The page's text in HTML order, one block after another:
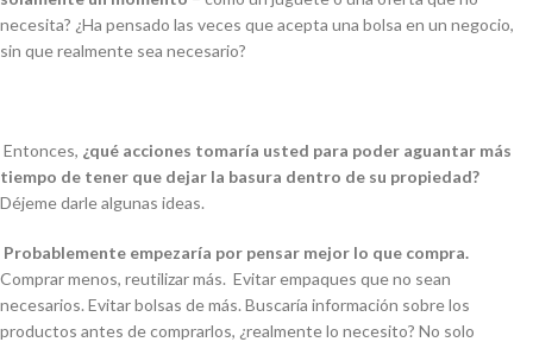
necesita? ¿Ha pensado las veces que acepta una bolsa en un negocio,
sin que realmente sea necesario?
Entonces, ¿qué acciones tomaría usted para poder aguantar más
tiempo de tener que dejar la basura dentro de su propiedad?
Déjeme darle algunas ideas.
Probablemente empezaría por pensar mejor lo que compra.
Comprar menos, reutilizar más. Evitar empaques que no sean
necesarios. Evitar bolsas de más. Buscaría información sobre los
productos antes de comprarlos, ¿realmente lo necesito? No solo